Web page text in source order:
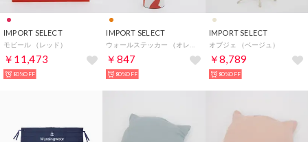
IMPORT SELECT
モビール （レッド）
￥11,473
80%OFF
IMPORT SELECT
ウォールステッカー （オレンジ）
￥847
80%OFF
IMPORT SELECT
オブジェ （ベージュ）
￥8,789
80%OFF